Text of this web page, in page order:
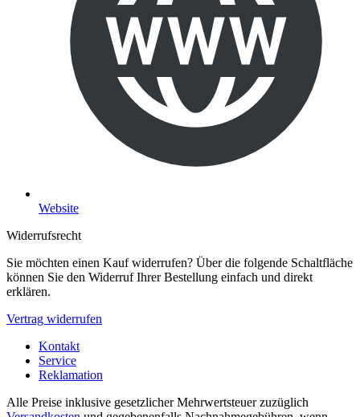
Website
Widerrufsrecht
Sie möchten einen Kauf widerrufen? Über die folgende Schaltfläche
können Sie den Widerruf Ihrer Bestellung einfach und direkt
erklären.
Vertrag widerrufen
Kontakt
Service
Reklamation
Alle Preise inklusive gesetzlicher Mehrwertsteuer zuzüglich